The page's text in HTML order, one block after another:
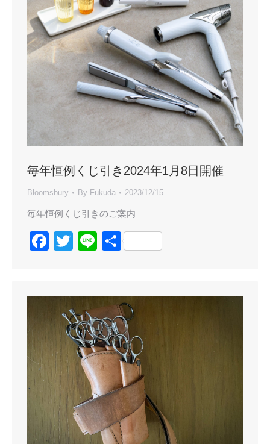
毎年恒例くじ引き2024年1月8日開催
Bloomsbury By Fukuda 2023/12/15
毎年恒例くじ引きのご案内
Facebook
Twitter
Line共